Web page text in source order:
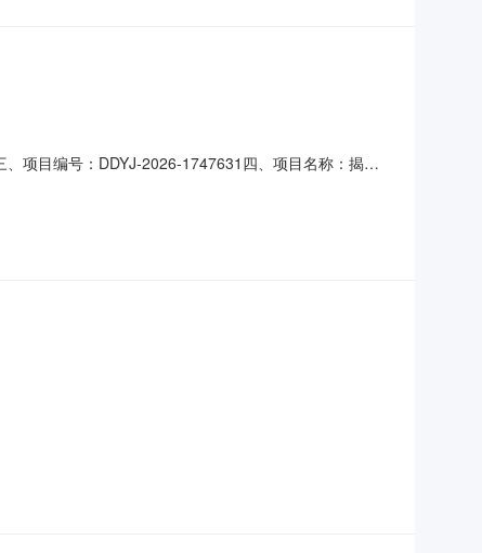
项目编号：DDYJ-2026-1747631四、项目名称：揭阳
标的名称：文件柜规格型号（或服务要求）：详